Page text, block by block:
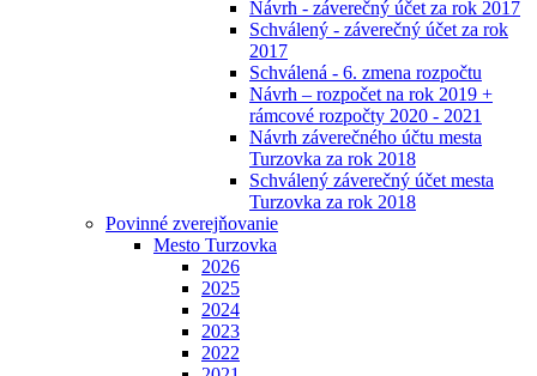
Návrh - záverečný účet za rok 2017
Schválený - záverečný účet za rok
2017
Schválená - 6. zmena rozpočtu
Návrh – rozpočet na rok 2019 +
rámcové rozpočty 2020 - 2021
Návrh záverečného účtu mesta
Turzovka za rok 2018
Schválený záverečný účet mesta
Turzovka za rok 2018
Povinné zverejňovanie
Mesto Turzovka
2026
2025
2024
2023
2022